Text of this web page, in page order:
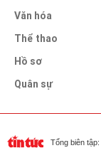
Văn hóa
Thể thao
Hồ sơ
Quân sự
Tổng biên tập: